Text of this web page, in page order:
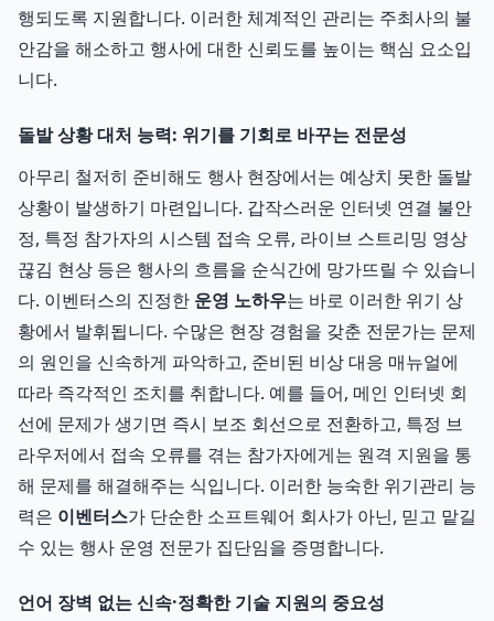
행되도록 지원합니다. 이러한 체계적인 관리는 주최사의 불
안감을 해소하고 행사에 대한 신뢰도를 높이는 핵심 요소입
니다.
돌발 상황 대처 능력: 위기를 기회로 바꾸는 전문성
아무리 철저히 준비해도 행사 현장에서는 예상치 못한 돌발
상황이 발생하기 마련입니다. 갑작스러운 인터넷 연결 불안
정, 특정 참가자의 시스템 접속 오류, 라이브 스트리밍 영상
끊김 현상 등은 행사의 흐름을 순식간에 망가뜨릴 수 있습니
다. 이벤터스의 진정한 운영 노하우는 바로 이러한 위기 상
황에서 발휘됩니다. 수많은 현장 경험을 갖춘 전문가는 문제
의 원인을 신속하게 파악하고, 준비된 비상 대응 매뉴얼에
따라 즉각적인 조치를 취합니다. 예를 들어, 메인 인터넷 회
선에 문제가 생기면 즉시 보조 회선으로 전환하고, 특정 브
라우저에서 접속 오류를 겪는 참가자에게는 원격 지원을 통
해 문제를 해결해주는 식입니다. 이러한 능숙한 위기관리 능
력은 이벤터스가 단순한 소프트웨어 회사가 아닌, 믿고 맡길
수 있는 행사 운영 전문가 집단임을 증명합니다.
언어 장벽 없는 신속·정확한 기술 지원의 중요성